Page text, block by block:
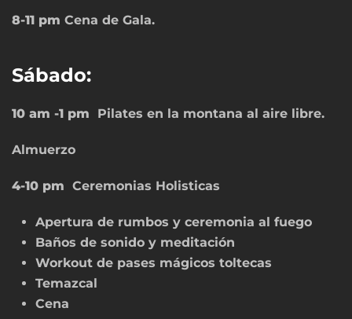
8-11 pm Cena de Gala.
Sábado:
10 am -1 pm Pilates en la montana al aire libre.
Almuerzo
4-10 pm Ceremonias Holisticas
Apertura de rumbos y ceremonia al fuego
Baños de sonido y meditación
Workout de pases mágicos toltecas
Temazcal
Cena